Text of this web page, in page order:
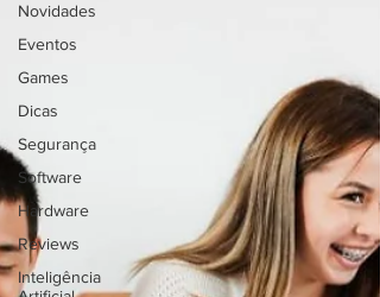
Novidades
Eventos
Games
Dicas
Segurança
Software
Hardware
Reviews
Inteligência